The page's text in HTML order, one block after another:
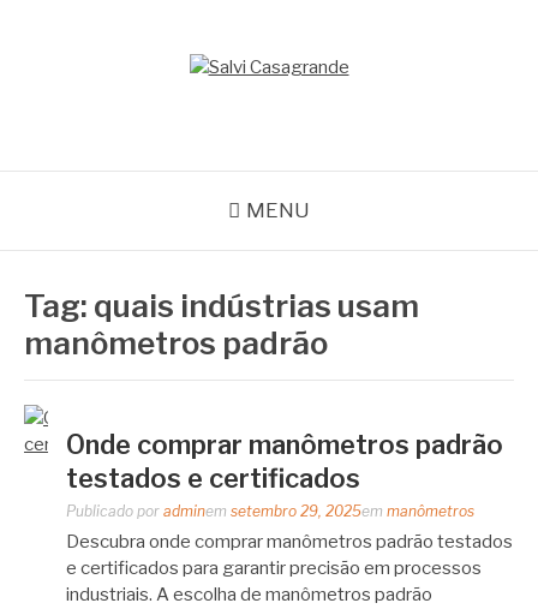
MENU
Tag: quais indústrias usam
manômetros padrão
Onde comprar manômetros padrão
testados e certificados
Publicado por adminem setembro 29, 2025em manômetros
Descubra onde comprar manômetros padrão testados
e certificados para garantir precisão em processos
industriais. A escolha de manômetros padrão